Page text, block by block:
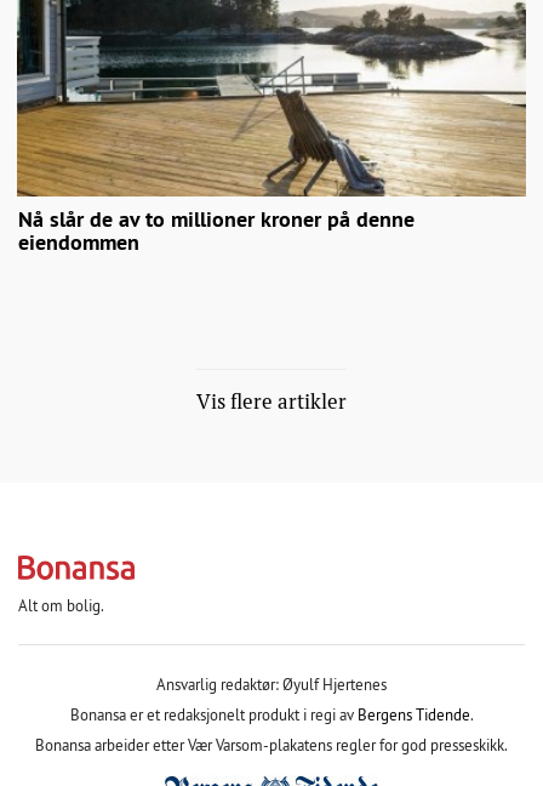
Nå slår de av to millioner kroner på denne
eiendommen
Vis flere artikler
Alt om bolig.
Ansvarlig redaktør: Øyulf Hjertenes
Bonansa er et redaksjonelt produkt i regi av Bergens Tidende.
Bonansa arbeider etter Vær Varsom-plakatens regler for god presseskikk.